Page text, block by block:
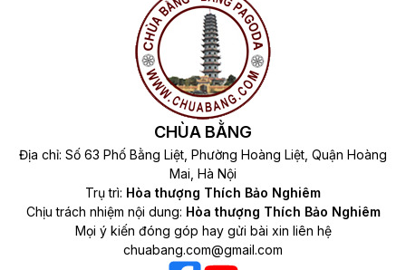
CHÙA BẰNG
Địa chỉ: Số 63 Phố Bằng Liệt, Phường Hoàng Liệt, Quận Hoàng
Mai, Hà Nội
Trụ trì: Hòa thượng Thích Bảo Nghiêm
Chịu trách nhiệm nội dung: Hòa thượng Thích Bảo Nghiêm
Mọi ý kiến đóng góp hay gửi bài xin liên hệ
chuabang.com@gmail.com